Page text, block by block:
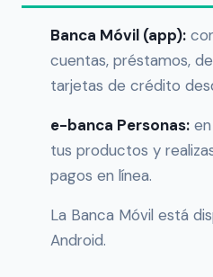
Banca Móvil (app):
cuentas, préstamos,
tarjetas de crédito
e-banca Personas:
tus productos y
pagos en línea.
La Banca Móvil está
Android.